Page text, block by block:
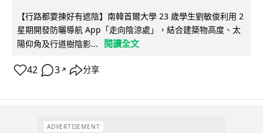
【行路都要揀好有遮陰】南韓首爾大學 23 歲學生劉敏俊利用 2
星期開發防曬導航 App「走向陰涼處」，結合建築物高度、太
陽仰角及行道樹陰影...
閱讀全文
42 3 ↗ 分享
ADVERTISEMENT